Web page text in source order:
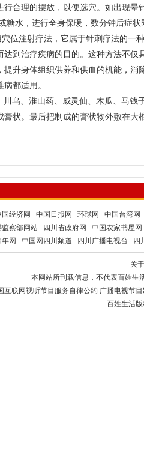
行合理的摆放，以便选穴。如出现晕
糖水，进行全身保暖，数分钟后症状
位注射疗法，它属于针刺疗法的一
达到治疗疾病的目的。这种方法不仅
提升身体组织供养和供血的机能，消
都适用。
川乌、淮山药、威灵仙、木瓜、马钱
膏状。最后把制成的膏状物外敷在大
国经济网 中国日报网 环球网
中国台湾网
监察部网站 四川省政府网
中国农家书屋网
网 中国网四川频道 四川广播电视台 四
关
本网站所刊载信息，不代表百姓生
互联网视听节目服务自律公约 广播电视节
百姓生活